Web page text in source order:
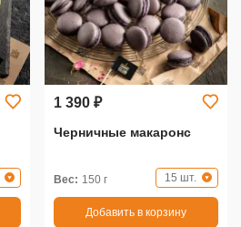
1 390 ₽
Черничные макаронс
Вес: 150 г 15 шт.
Добавить в корзину